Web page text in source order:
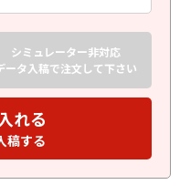
シミュレーター非対応
ータ入稿で注文して下さい
れる
稿する